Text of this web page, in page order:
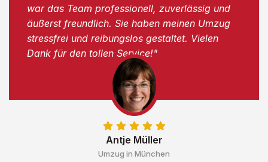
Antje Müller
Umzug in München
war das Team professionell, zuverlässig und
äußerst freundlich. Sie haben meinen Umzug
stressfrei und reibungslos gestaltet. Vielen
Dank für den tollen Service!"